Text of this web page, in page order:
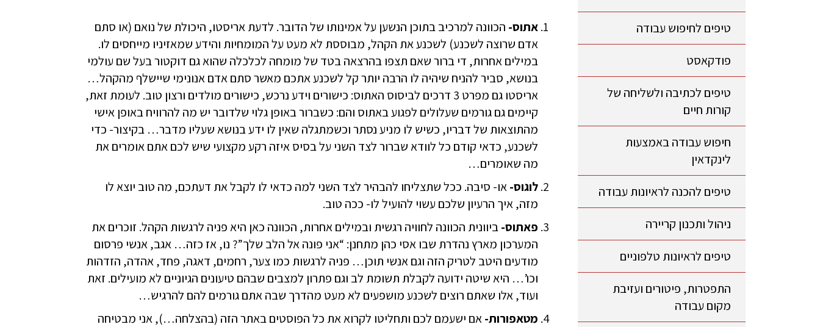
אתוס- הכוונה למרכיב בתוכן הנשען על אמינותו של הדובר. לדעת אריסטו, היכולת של נואם (או סתם
אדם שרוצה לשכנע) לשכנע את הקהל, מבוססת לא מעט על המומחיות והידע שמאזיניו מייחסים לו.
במילים אחרות, די ברור שאם תצפו בהרצאה בטד של מומחה לכלכלה שהוא גם דוקטור בעל שם עולמי
בנושא, סביר להניח שיהיה לו הרבה יותר קל לשכנע אתכם מאשר סתם אדם אנונימי שיישלף מהקהל…
אריסטו גם מפרט 3 דרכים לביסוס האתוס: כישורים וידע נרכש, כישורים מולדים ורצון טוב. לעומת זאת,
קיימים גם גורמים שעלולים לפגוע באתוס והם: כשברור באופן גלוי שלדובר יש מה להרוויח באופן אישי
מהתוצאות של דבריו, כשיש לו מניע נסתר וכשמתגלה שאין לו ידע בנושא שעליו מדבר… בקיצור- כדי
לשכנע, כדאי קודם כל לוודא שברור לצד השני על בסיס איזה רקע מקצועי שיש לכם אתם אומרים את
מה שאומרים…
לוגוס-או- סיבה. ככל שתצליחו להבהיר לצד השני למה כדאי לו לקבל את דעתכם, מה טוב יוצא לו
מזה, איך הרעיון שלכם עשוי להועיל לו- ככה טוב.
פאתוס-ביוונית הכוונה לחוויה רגשית ובמילים אחרות, הכוונה כאן היא פניה לרגשות הקהל. זוכרים את
המערכון מארץ נהדרת שבו אסי כהן מתחנן: “אני פונה אל הלב שלך”? נו, אז כזה… אגב, אנשי פרסום
מודעים היטב לטריק הזה וגם אנשי תוכן… פניה לרגשות כמו צער, רחמים, דאגה, פחד, אהדה, הזדהות
וכו’… היא שיטה ידועה לקבלת תשומת לב וגם פתרון למצבים שבהם טיעונים הגיוניים לא מועילים. זאת
ועוד, אלו שאתם רוצים לשכנע מושפעים לא מעט מהדרך שבה אתם גורמים להם להרגיש…
מטאפורות-אם ישעמם לכם ותחליטו לקרוא את כל הפוסטים באתר הזה (בהצלחה…), אני מבטיחה
טיפים לחיפוש עבודה
פודקאסט
טיפים לכתיבה ולשליחה של
קורות חיים
חיפוש עבודה באמצעות
לינקדאין
טיפים להכנה לראיונות עבודה
ניהול ותכנון קריירה
טיפים לראיונות טלפוניים
התפטרות, פיטורים ועזיבת
מקום עבודה